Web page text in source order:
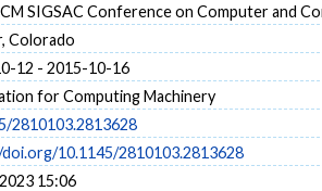
SIGSAC Conference on Computer and
Colorado
12 - 2015-10-16
for Computing Machinery
2810103.2813628
10.1145/2810103.2813628
15:06